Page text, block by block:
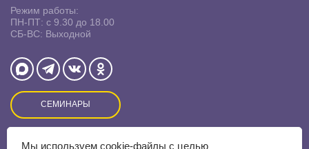
Режим работы:
ПН-ПТ: с 9.30 до 18.00
СБ-ВС: Выходной
СЕМИНАРЫ
Мы используем cookie-файлы с целью